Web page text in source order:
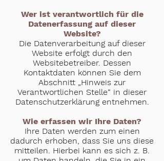
Wer ist verantwortlich für die
Datenerfassung auf dieser
Website?
Die Datenverarbeitung auf dieser
Website erfolgt durch den
Websitebetreiber. Dessen
Kontaktdaten können Sie dem
Abschnitt „Hinweis zur
Verantwortlichen Stelle“ in dieser
Datenschutzerklärung entnehmen.
Wie erfassen wir Ihre Daten?
Ihre Daten werden zum einen
dadurch erhoben, dass Sie uns diese
mitteilen. Hierbei kann es sich z. B.